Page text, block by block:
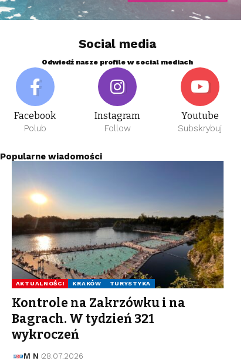
Social media
Odwiedź nasze profile w social mediach
Facebook
Polub
Instagram
Follow
Youtube
Subskrybuj
Popularne wiadomości
AKTUALNOŚCI KRAKÓW TURYSTYKA
Kontrole na Zakrzówku i na
Bagrach. W tydzień 321
wykroczeń
M N 28.07.2026